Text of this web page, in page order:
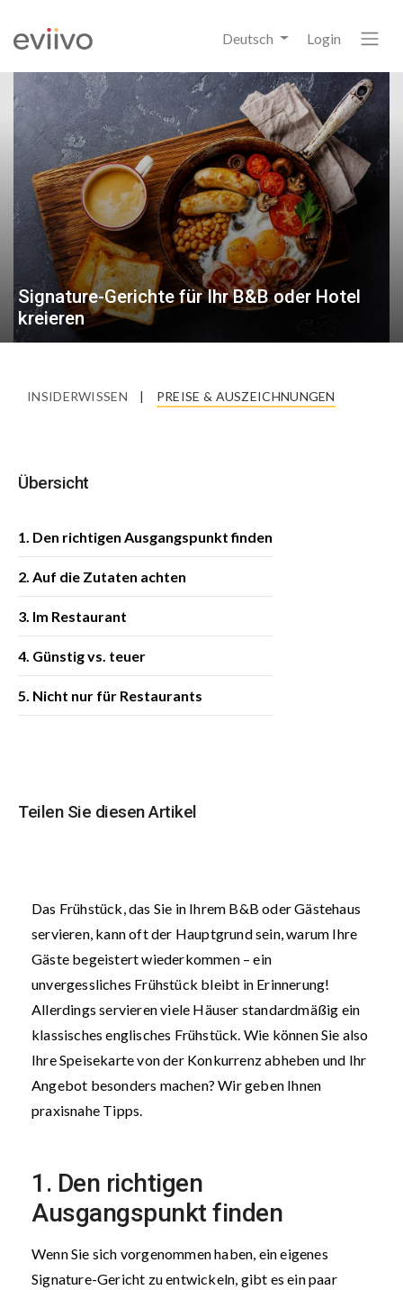
Deutsch Login
Signature-Gerichte für Ihr B&B oder Hotel
kreieren
INSIDERWISSEN | PREISE & AUSZEICHNUNGEN
Übersicht
1. Den richtigen Ausgangspunkt finden
2. Auf die Zutaten achten
3. Im Restaurant
4. Günstig vs. teuer
5. Nicht nur für Restaurants
Teilen Sie diesen Artikel
Das Frühstück, das Sie in Ihrem B&B oder Gästehaus
servieren, kann oft der Hauptgrund sein, warum Ihre
Gäste begeistert wiederkommen – ein
unvergessliches Frühstück bleibt in Erinnerung!
Allerdings servieren viele Häuser standardmäßig ein
klassisches englisches Frühstück. Wie können Sie also
Ihre Speisekarte von der Konkurrenz abheben und Ihr
Angebot besonders machen? Wir geben Ihnen
praxisnahe Tipps.
1. Den richtigen
Ausgangspunkt finden
Wenn Sie sich vorgenommen haben, ein eigenes
Signature-Gericht zu entwickeln, gibt es ein paar